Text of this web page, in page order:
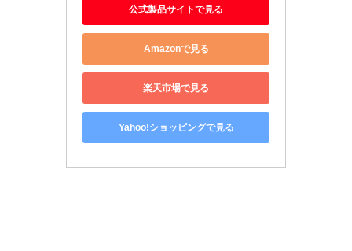
公式製品サイトで見る
Amazonで見る
楽天市場で見る
Yahoo!ショッピングで見る